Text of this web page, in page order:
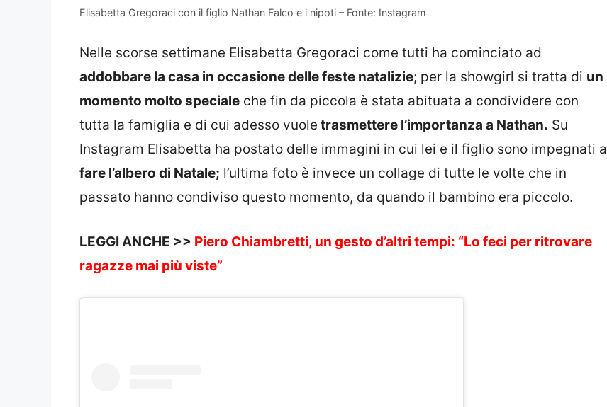
Elisabetta Gregoraci con il figlio Nathan Falco e i nipoti – Fonte: Instagram
Nelle scorse settimane Elisabetta Gregoraci come tutti ha cominciato ad
addobbare la casa in occasione delle feste natalizie; per la showgirl si tratta di un
momento molto speciale che fin da piccola è stata abituata a condividere con
tutta la famiglia e di cui adesso vuole trasmettere l’importanza a Nathan. Su
Instagram Elisabetta ha postato delle immagini in cui lei e il figlio sono impegnati a
fare l’albero di Natale; l’ultima foto è invece un collage di tutte le volte che in
passato hanno condiviso questo momento, da quando il bambino era piccolo.
LEGGI ANCHE >> Piero Chiambretti, un gesto d’altri tempi: “Lo feci per ritrovare
ragazze mai più viste”